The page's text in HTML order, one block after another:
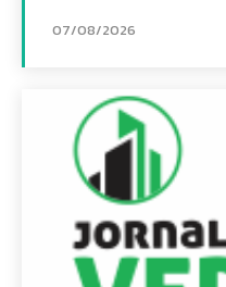
07/08/2026